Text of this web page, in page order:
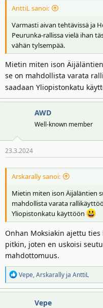
AnttiL sanoi:
Varmasti aivan tehtävissä ja
Peurunka-rallissa vielä ihan
vähän tylsempää.
Mietin miten ison
se on mahdollista varata
saadaan Yliopistonkatu
AWD
Well-known member
23.3.2024
Arskarally sanoi:
Mietin miten ison Äijäläntien
mahdollista varata
Yliopistonkatu käyttöön
Onhan Moksiakin ajettu
pitkin, joten en uskoisi
mahdottomuus.
R
e
a
Vepe,Arskarally ja AnttiL
Vepe